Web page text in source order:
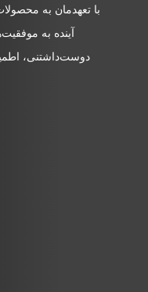
با تعهدمان به
آینده به
دوست‌داشتنی،